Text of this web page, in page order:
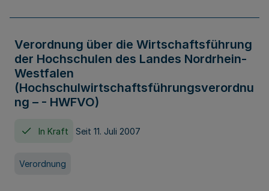
Verordnung über die Wirtschaftsführung
der Hochschulen des Landes Nordrhein-
Westfalen
(Hochschulwirtschaftsführungsverordnu
ng – - HWFVO)
In Kraft Seit 11. Juli 2007
Verordnung